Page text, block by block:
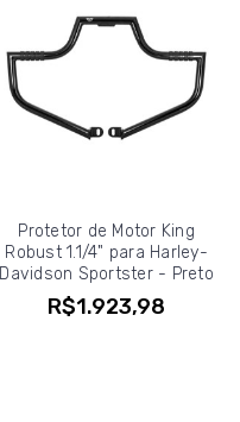
Protetor de Motor King
Robust 1.1/4" para Harley-
Davidson Sportster - Preto
R$1.923,98